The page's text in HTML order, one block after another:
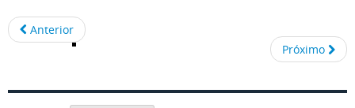
Anterior
Próximo